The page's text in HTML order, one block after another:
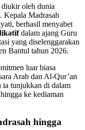
diukir oleh dunia
Kepala Madrasah
berhasil menyabet
dalam ajang Guru
yang diselenggarakan
Bantul tahun 2026.
luar biasa
Arab dan Al-Qur’an
tunjukkan di dalam
ke kediaman
hingga